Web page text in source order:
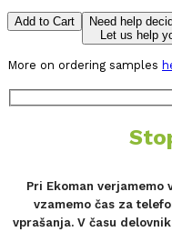
Add to Cart
Need help
Let us help
More on ordering samples
Pri Ekoman verjamemo
vzamemo čas za
vprašanja. V času